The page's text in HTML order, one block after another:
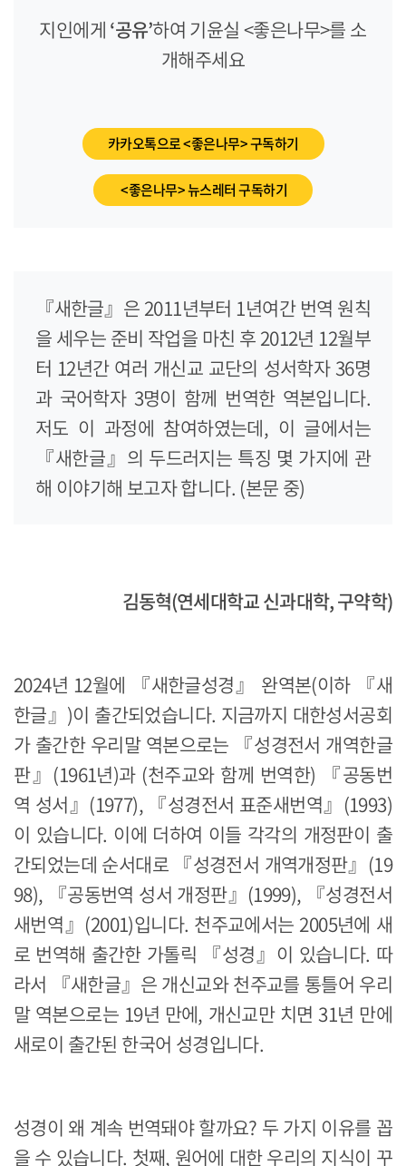
지인에게‘공유’하여 기윤실 <좋은나무>를 소
개해주세요
카카오톡으로 <좋은나무> 구독하기
<좋은나무> 뉴스레터 구독하기
『새한글』은 2011년부터 1년여간 번역 원칙
을 세우는 준비 작업을 마친 후 2012년 12월부
터 12년간 여러 개신교 교단의 성서학자 36명
과 국어학자 3명이 함께 번역한 역본입니다.
저도 이 과정에 참여하였는데, 이 글에서는
『새한글』의 두드러지는 특징 몇 가지에 관
해 이야기해 보고자 합니다. (본문 중)
김동혁(연세대학교 신과대학, 구약학)
2024년 12월에 『새한글성경』 완역본(이하 『새
한글』)이 출간되었습니다. 지금까지 대한성서공회
가 출간한 우리말 역본으로는 『성경전서 개역한글
판』(1961년)과 (천주교와 함께 번역한) 『공동번
역 성서』(1977), 『성경전서 표준새번역』(1993)
이 있습니다. 이에 더하여 이들 각각의 개정판이 출
간되었는데 순서대로 『성경전서 개역개정판』(19
98), 『공동번역 성서 개정판』(1999), 『성경전서
새번역』(2001)입니다. 천주교에서는 2005년에 새
로 번역해 출간한 가톨릭 『성경』이 있습니다. 따
라서 『새한글』은 개신교와 천주교를 통틀어 우리
말 역본으로는 19년 만에, 개신교만 치면 31년 만에
새로이 출간된 한국어 성경입니다.
성경이 왜 계속 번역돼야 할까요? 두 가지 이유를 꼽
을 수 있습니다. 첫째, 원어에 대한 우리의 지식이 꾸